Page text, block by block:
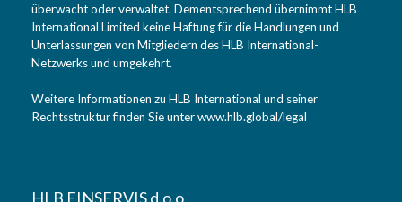
überwacht oder verwaltet. Dementsprechend übernimmt HLB
International Limited keine Haftung für die Handlungen und
Unterlassungen von Mitgliedern des HLB International-
Netzwerks und umgekehrt.
Weitere Informationen zu HLB International und seiner
Rechtsstruktur finden Sie unterwww.hlb.global/legal
HLB FINSERVIS d.o.o.